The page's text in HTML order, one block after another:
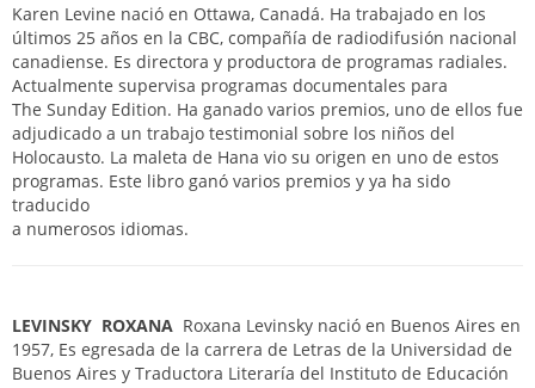
Karen Levine nació en Ottawa, Canadá. Ha trabajado en los
últimos 25 años en la CBC, compañía de radiodifusión nacional
canadiense. Es directora y productora de programas radiales.
Actualmente supervisa programas documentales para
The Sunday Edition. Ha ganado varios premios, uno de ellos fue
adjudicado a un trabajo testimonial sobre los niños del
Holocausto. La maleta de Hana vio su origen en uno de estos
programas. Este libro ganó varios premios y ya ha sido
traducido
a numerosos idiomas.
LEVINSKY ROXANA Roxana Levinsky nació en Buenos Aires en
1957, Es egresada de la carrera de Letras de la Universidad de
Buenos Aires y Traductora Literaría del Instituto de Educación